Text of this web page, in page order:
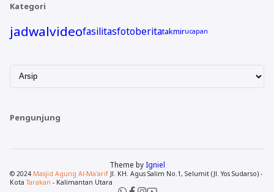
Kategori
jadwalvideofasilitasfotoberitatakmirucapan
Pengunjung
Theme by Igniel
© 2024 Masjid Agung Al-Ma'arif Jl. KH. Agus Salim No.1, Selumit (Jl. Yos Sudarso) -
KotaTarakan - Kalimantan Utara